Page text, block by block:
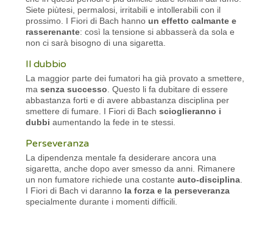
Siete piùtesi, permalosi, irritabili e intollerabili con il
prossimo. I Fiori di Bach hanno un effetto calmante e
rasserenante: così la tensione si abbasserà da sola e
non ci sarà bisogno di una sigaretta.
Il dubbio
La maggior parte dei fumatori ha già provato a smettere,
masenza successo . Questo li fa dubitare di essere
abbastanza forti e di avere abbastanza disciplina per
smettere di fumare. I Fiori di Bachscioglieranno i
dubbi aumentando la fede in te stessi.
Perseveranza
La dipendenza mentale fa desiderare ancora una
sigaretta, anche dopo aver smesso da anni. Rimanere
un non fumatore richiede una costanteauto-disciplina
I Fiori di Bach vi daranno la forza e la perseveranza
specialmente durante i momenti difficili.